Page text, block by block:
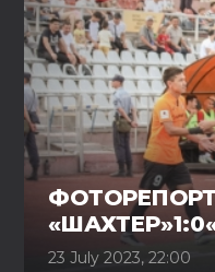
23 July 2023, 22:00